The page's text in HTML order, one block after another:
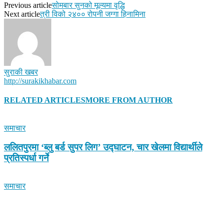
Previous articleसोमबार सुनको मूल्यमा वृद्धि
Next articleत्री विको २४०० रोपनी जग्गा हिनामिना
सुराकी खबर
http://surakikhabar.com
RELATED ARTICLESMORE FROM AUTHOR
समाचार
ललितपुरमा ‘ब्लु बर्ड सुपर लिग’ उद्घाटन, चार खेलमा विद्यार्थीले
प्रतिस्पर्धा गर्ने
समाचार